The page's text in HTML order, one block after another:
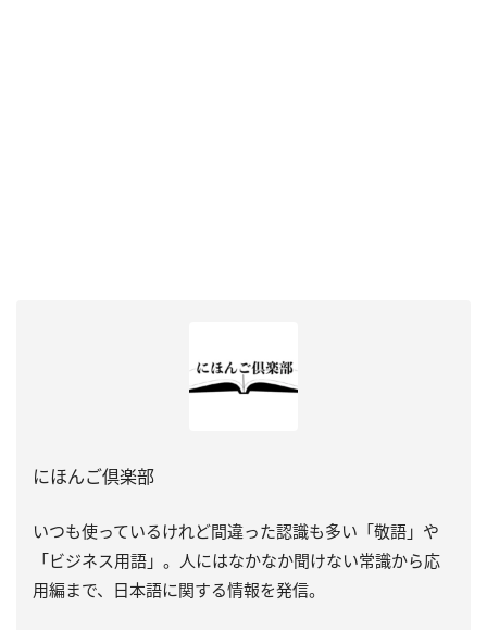
にほんご倶楽部
いつも使っているけれど間違った認識も多い「敬語」や
「ビジネス用語」。人にはなかなか聞けない常識から応
用編まで、日本語に関する情報を発信。